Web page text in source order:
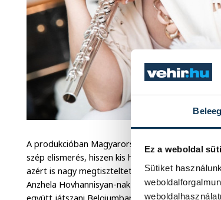
Ez a weboldal
Sütiket
A produkcióban Magyarországot, mint
szép elismerés, hiszen kis hazánk számos kiváló
azért is nagy megtiszteltetés, mert nem
Anzhela Hovhannisyan-nak pedig külön